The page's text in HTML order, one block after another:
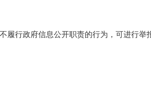
履行政府信息公开职责的行为，可进行举